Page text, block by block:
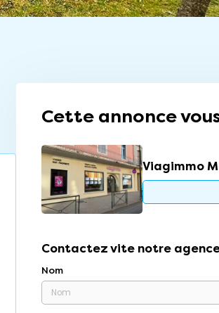
Cette annonce
Viagimmo
Contactez vite notre
Nom